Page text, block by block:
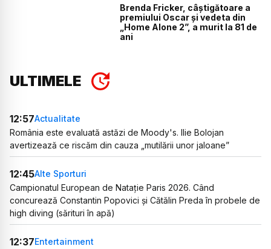
Brenda Fricker, câștigătoare a
premiului Oscar și vedeta din
„Home Alone 2”, a murit la 81 de
ani
ULTIMELE
12:57Actualitate
România este evaluată astăzi de Moody's. Ilie Bolojan
avertizează ce riscăm din cauza „mutilării unor jaloane”
12:45Alte Sporturi
Campionatul European de Natație Paris 2026. Când
concurează Constantin Popovici și Cătălin Preda în probele de
high diving (sărituri în apă)
12:37Entertainment